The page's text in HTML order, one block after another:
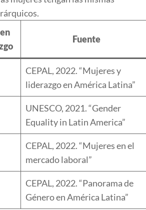
Fuente
CEPAL, 2022. “Mujeres y
liderazgo en América Latina”
UNESCO, 2021. “Gender
Equality in Latin America”
CEPAL, 2022. “Mujeres en el
mercado laboral”
CEPAL, 2022. “Panorama de
Género en América Latina”